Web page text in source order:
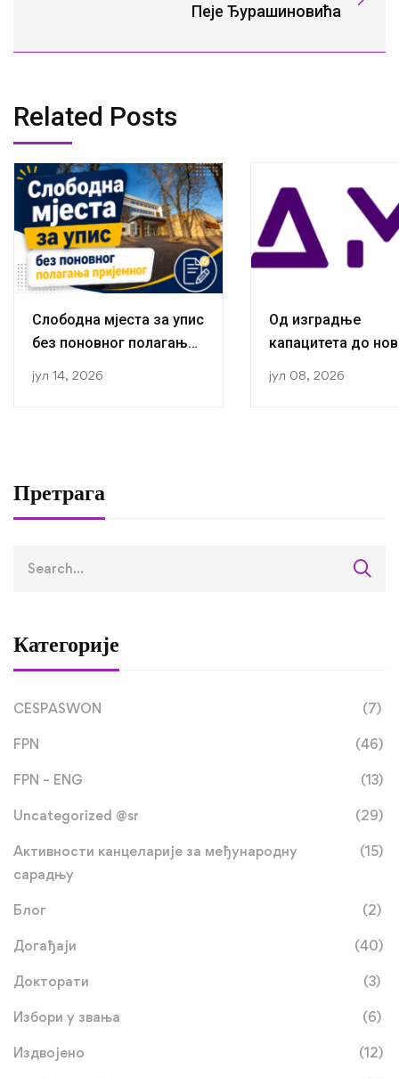
Пеје Ђурашиновића
Related Posts
Слободна мјеста за упис
без поновног полагања
јул 14, 2026
Од изградње
капацитета до
јул 08, 2026
Претрага
Категорије
CESPASWON (7)
FPN (46)
FPN – ENG (13)
Uncategorized @sr (29)
Активности канцеларије за међународну
сарадњу
(15)
Блог (2)
Догађаји (40)
Докторати (3)
Избори у звања (6)
Издвојено (12)